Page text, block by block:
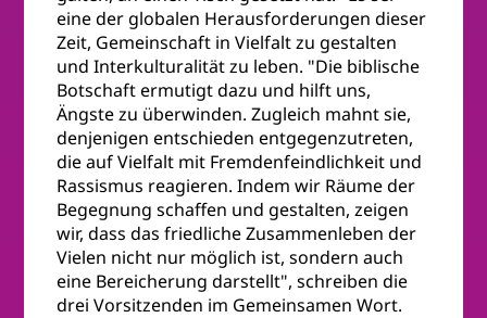
eine der globalen Herausforderungen dieser
Zeit, Gemeinschaft in Vielfalt zu gestalten
und Interkulturalität zu leben. "Die biblische
Botschaft ermutigt dazu und hilft uns,
Ängste zu überwinden. Zugleich mahnt sie,
denjenigen entschieden entgegenzutreten,
die auf Vielfalt mit Fremdenfeindlichkeit und
Rassismus reagieren. Indem wir Räume der
Begegnung schaffen und gestalten, zeigen
wir, dass das friedliche Zusammenleben der
Vielen nicht nur möglich ist, sondern auch
eine Bereicherung darstellt", schreiben die
drei Vorsitzenden im Gemeinsamen Wort.